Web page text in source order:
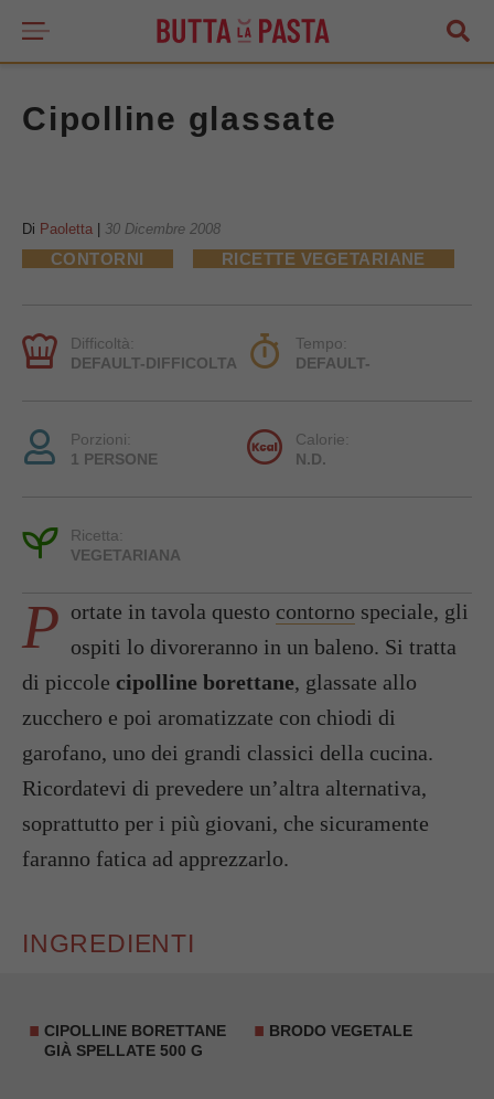
Cipolline glassate
Di Paoletta 30 Dicembre 2008
CONTORNI RICETTE VEGETARIANE
Difficoltà:
DEFAULT-DIFFICOLTA
Tempo:
DEFAULT-
Porzioni:
1 PERSONE
Calorie:
N.D.
Ricetta:
VEGETARIANA
P ortate in tavola questo contorno speciale, gli
ospiti lo divoreranno in un baleno. Si tratta
di piccole cipolline borettane, glassate allo
zucchero e poi aromatizzate con chiodi di
garofano, uno dei grandi classici della cucina.
Ricordatevi di prevedere un’altra alternativa,
soprattutto per i più giovani, che sicuramente
faranno fatica ad apprezzarlo.
INGREDIENTI
CIPOLLINE BORETTANE
GIÀ SPELLATE 500 G
BRODO VEGETALE